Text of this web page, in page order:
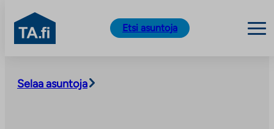
sisältöön
TA.fi
Etsi asuntoja
Selaa asuntoja